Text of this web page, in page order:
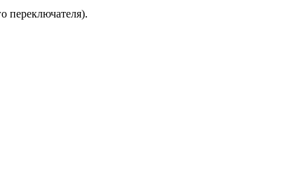
переключателя).